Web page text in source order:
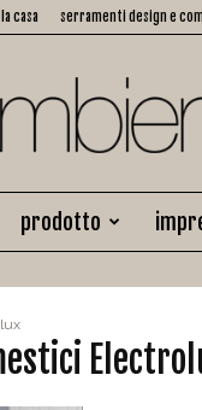
casa serramenti design e
prodotto